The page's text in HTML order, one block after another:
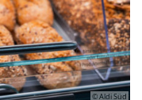
© Aldi Süd